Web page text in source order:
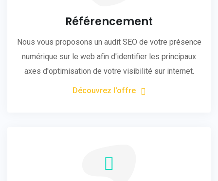
Référencement
Nous vous proposons un audit SEO de votre présence
numérique sur le web afin d'identifier les principaux
axes d'optimisation de votre visibilité sur internet.
Découvrez l'offre